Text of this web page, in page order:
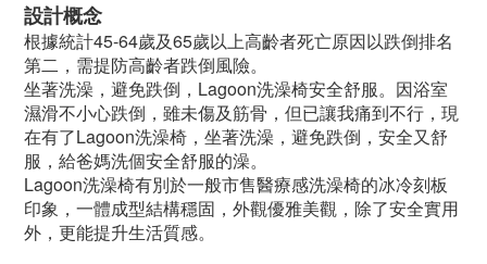
設計概念
根據統計45-64歲及65歲以上高齡者死亡原因以跌倒排名
第二，需提防高齡者跌倒風險。
坐著洗澡，避免跌倒，Lagoon洗澡椅安全舒服。因浴室
濕滑不小心跌倒，雖未傷及筋骨，但已讓我痛到不行，現
在有了Lagoon洗澡椅，坐著洗澡，避免跌倒，安全又舒
服，給爸媽洗個安全舒服的澡。
Lagoon洗澡椅有別於一般市售醫療感洗澡椅的冰冷刻板
印象，一體成型結構穩固，外觀優雅美觀，除了安全實用
外，更能提升生活質感。